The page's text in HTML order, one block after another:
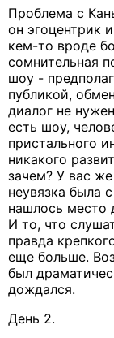
Проблема с
он эгоцентрик
кем-то вроде
сомнительная
шоу -
публикой,
диалог не
есть шоу,
пристального
никакого
зачем? У вас
неувязка была
нашлось место
И то, что
правда
еще больше.
был
дождался.
День 2.